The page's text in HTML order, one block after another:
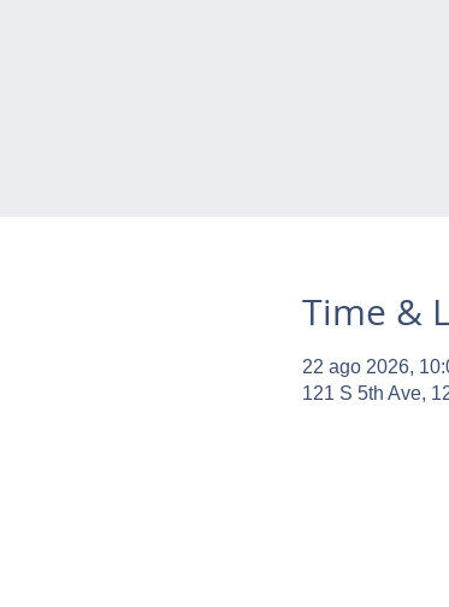
Time &
22 ago 2026,
121 S 5th Ave,